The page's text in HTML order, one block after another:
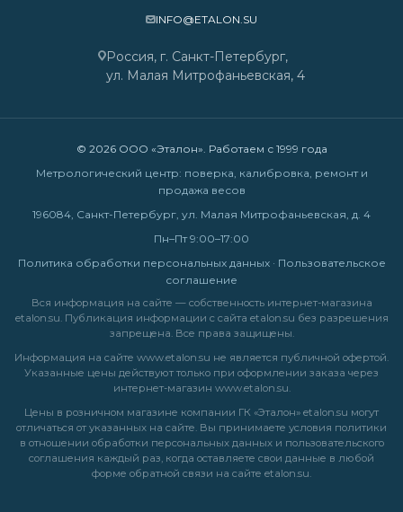
INFO@ETALON.SU
Россия, г. Санкт-Петербург,
ул. Малая Митрофаньевская, 4
© 2026 ООО «Эталон». Работаем с 1999 года
Метрологический центр: поверка, калибровка, ремонт и
продажа весов
196084, Санкт-Петербург, ул. Малая Митрофаньевская, д. 4
Пн–Пт 9:00–17:00
Политика обработки персональных данных· Пользовательское
соглашение
Вся информация на сайте — собственность интернет-магазина
etalon.su. Публикация информации с сайта etalon.su без разрешения
запрещена. Все права защищены.
Информация на сайте www.etalon.su не является публичной офертой.
Указанные цены действуют только при оформлении заказа через
интернет-магазин www.etalon.su.
Цены в розничном магазине компании ГК «Эталон» etalon.su могут
отличаться от указанных на сайте. Вы принимаете условия политики
в отношении обработки персональных данныхи пользовательского
соглашения каждый раз, когда оставляете свои данные в любой
форме обратной связи на сайте etalon.su.